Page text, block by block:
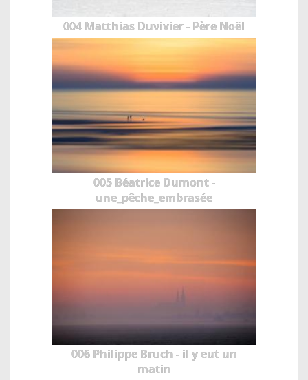
004 Matthias Duvivier - Père Noël
005 Béatrice Dumont -
une_pêche_embrasée
006 Philippe Bruch - il y eut un
matin